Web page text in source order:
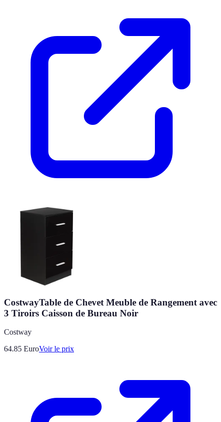
CostwayTable de Chevet Meuble de Rangement avec
3 Tiroirs Caisson de Bureau Noir
Costway
64.85 EuroVoir le prix